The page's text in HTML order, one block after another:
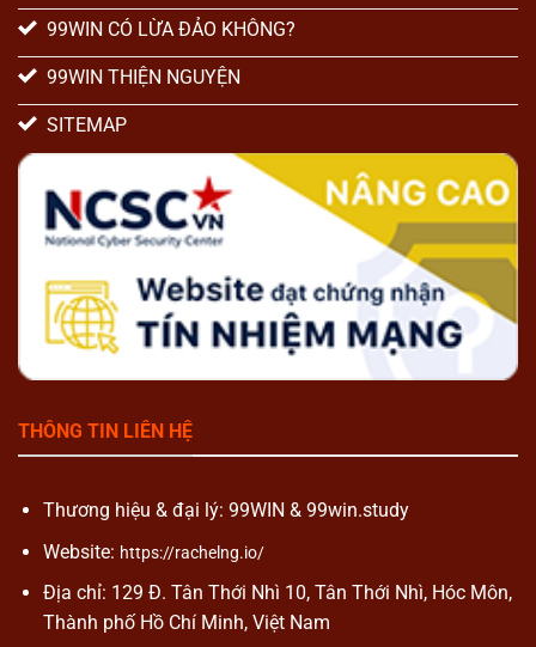
99WIN CÓ LỪA ĐẢO KHÔNG?
99WIN THIỆN NGUYỆN
SITEMAP
THÔNG TIN LIÊN HỆ
Thương hiệu & đại lý: 99WIN & 99win.study
Website: https://rachelng.io/
Địa chỉ: 129 Đ. Tân Thới Nhì 10, Tân Thới Nhì, Hóc Môn,
Thành phố Hồ Chí Minh, Việt Nam